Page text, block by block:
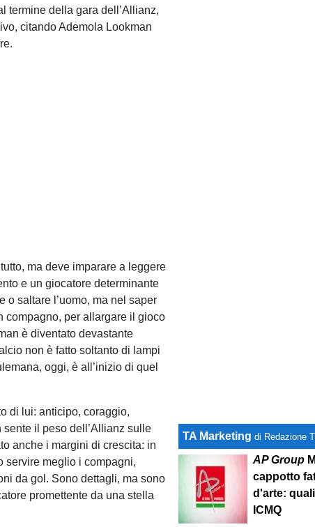
termine della gara dell’Allianz,
citando Ademola Lookman
ma deve imparare a leggere
e un giocatore determinante
o saltare l’uomo, ma nel saper
compagno, per allargare il gioco
è diventato devastante
non è fatto soltanto di lampi
oggi, è all’inizio di quel
di lui: anticipo, coraggio,
il peso dell’Allianz sulle
anche i margini di crescita: in
servire meglio i compagni,
da gol. Sono dettagli, ma sono
promettente da una stella
TA Marketing di Redazione
AP Group
cappotto
d'arte:
ICMQ